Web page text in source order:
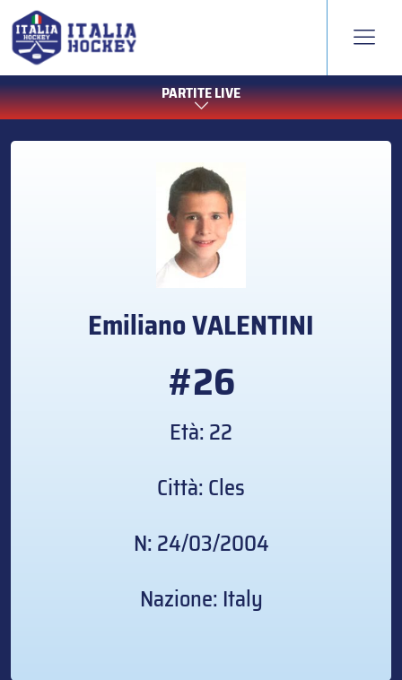
PARTITE LIVE
EmilianoVALENTINI
#26
Età: 22
Città: Cles
N: 24/03/2004
Nazione: Italy